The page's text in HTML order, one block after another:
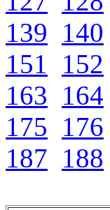
139 140
151
152
163 164
175 176
187 188